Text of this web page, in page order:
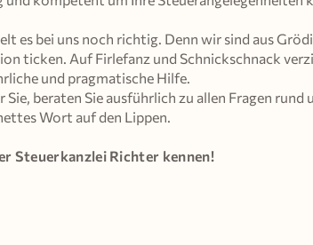
es bei uns noch richtig. Denn wir sind aus
ticken. Auf Firlefanz und Schnickschnack
und pragmatische Hilfe.
beraten Sie ausführlich zu allen Fragen rund
Wort auf den Lippen.
Steuerkanzlei Richter kennen!